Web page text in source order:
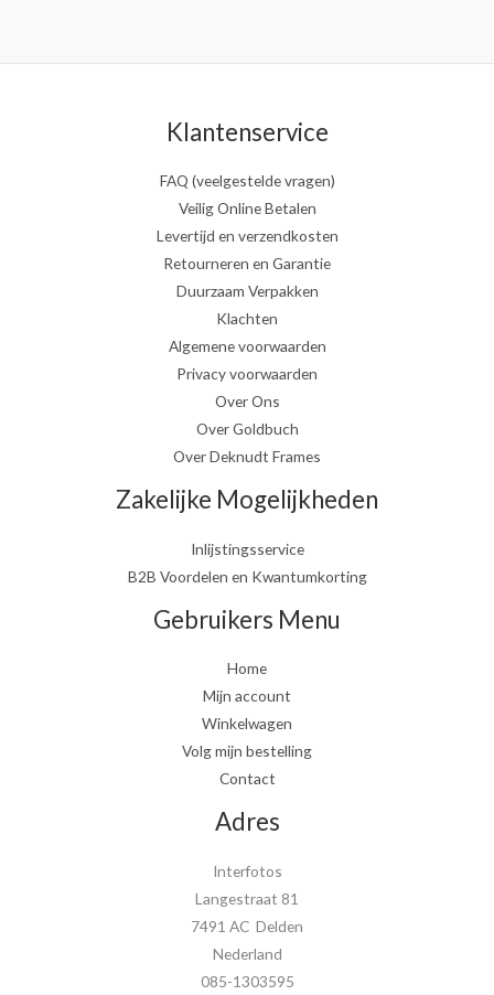
Klantenservice
FAQ (veelgestelde vragen)
Veilig Online Betalen
Levertijd en verzendkosten
Retourneren en Garantie
Duurzaam Verpakken
Klachten
Algemene voorwaarden
Privacy voorwaarden
Over Ons
Over Goldbuch
Over Deknudt Frames
Zakelijke Mogelijkheden
Inlijstingsservice
B2B Voordelen en Kwantumkorting
Gebruikers Menu
Home
Mijn account
Winkelwagen
Volg mijn bestelling
Contact
Adres
Interfotos
Langestraat 81
7491 AC Delden
Nederland
085-1303595